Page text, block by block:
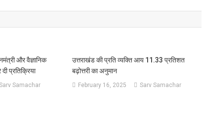
और वैज्ञानिक
प्रतिक्रिया
Samachar
उत्तराखंड की प्रति व्यक्ति आय 11.33 प्रतिशत
बढ़ोत्तरी का अनुमान
February 16, 2025 Sarv Samachar